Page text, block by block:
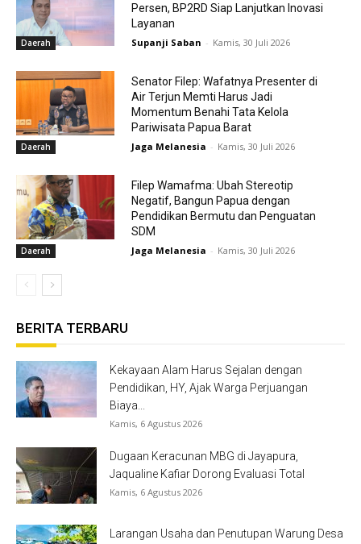
Daerah
Persen, BP2RD Siap Lanjutkan Inovasi
Layanan
Supanji Saban - Kamis, 30 Juli 2026
Daerah
Senator Filep: Wafatnya Presenter di
Air Terjun Memti Harus Jadi
Momentum Benahi Tata Kelola
Pariwisata Papua Barat
Jaga Melanesia - Kamis, 30 Juli 2026
Daerah
Filep Wamafma: Ubah Stereotip
Negatif, Bangun Papua dengan
Pendidikan Bermutu dan Penguatan
SDM
Jaga Melanesia - Kamis, 30 Juli 2026
BERITA TERBARU
Kekayaan Alam Harus Sejalan dengan
Pendidikan, HY, Ajak Warga Perjuangan
Biaya...
Kamis, 6 Agustus 2026
Dugaan Keracunan MBG di Jayapura,
Jaqualine Kafiar Dorong Evaluasi Total
Kamis, 6 Agustus 2026
Larangan Usaha dan Penutupan Warung Desa